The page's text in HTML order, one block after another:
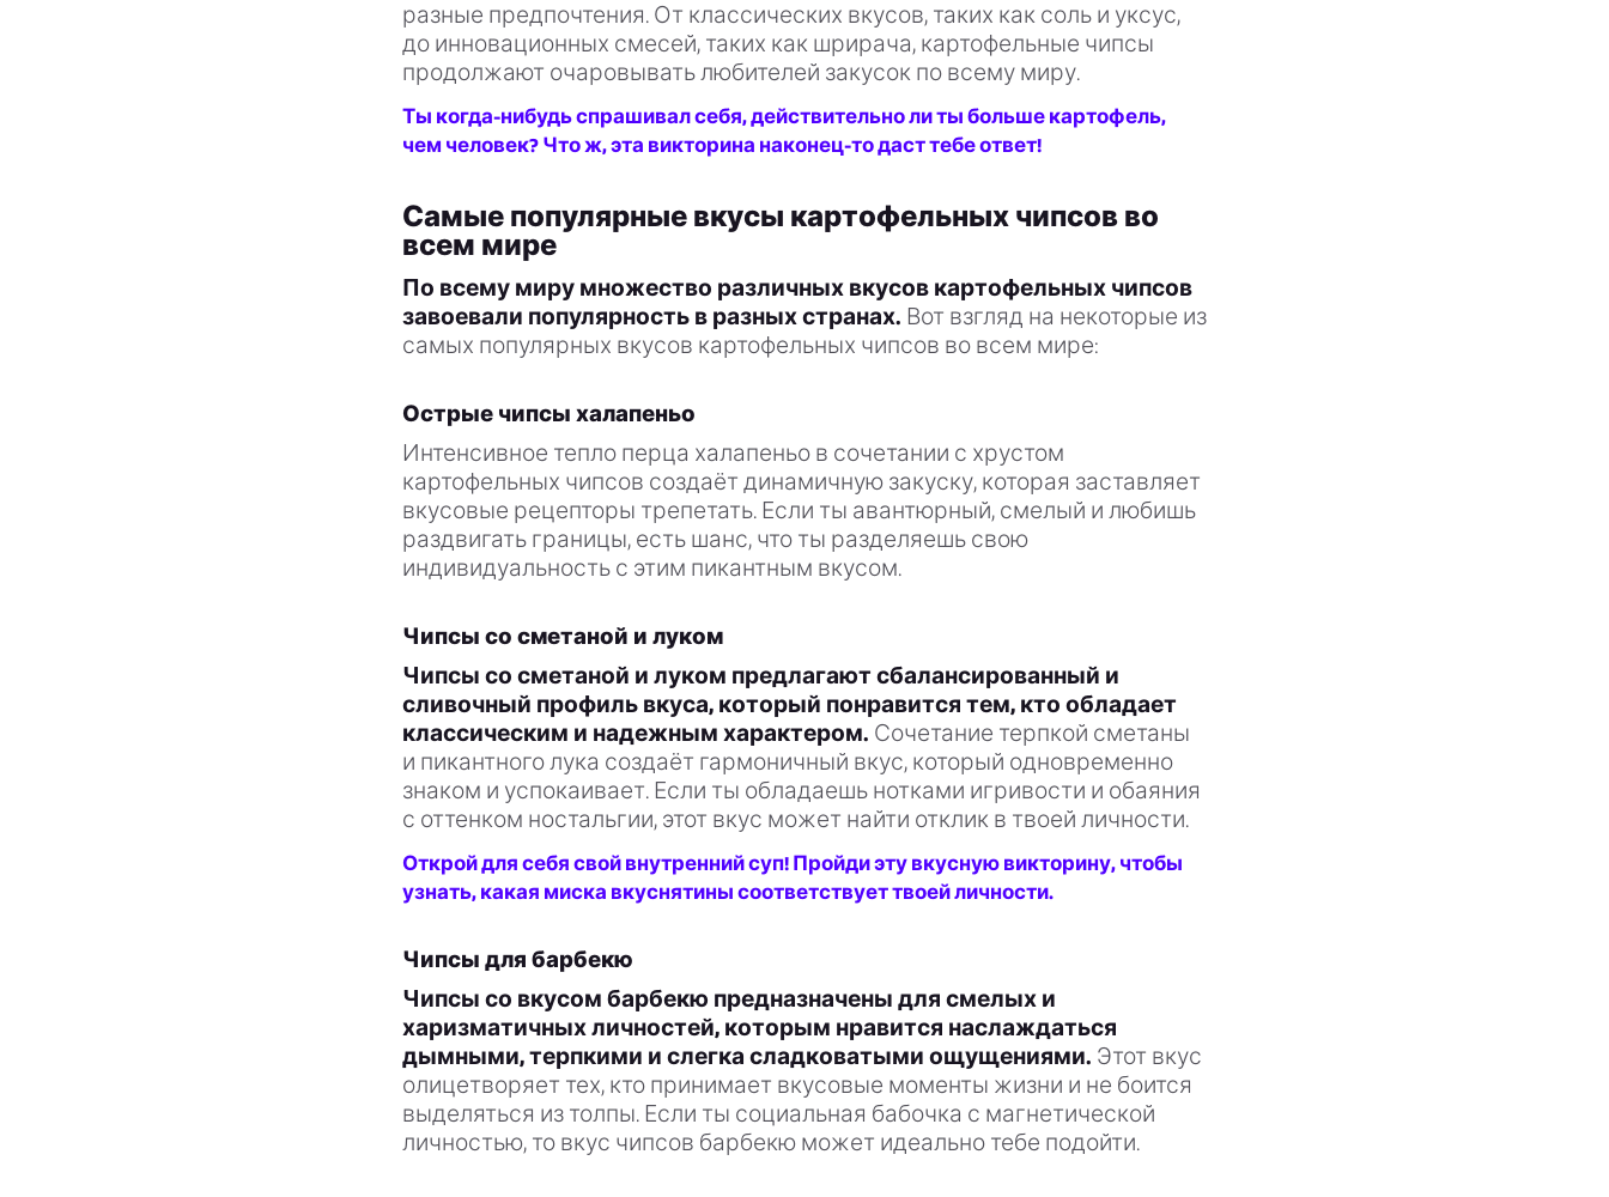
разные предпочтения. От классических вкусов, таких как соль и уксус,
до инновационных смесей, таких как шрирача, картофельные чипсы
продолжают очаровывать любителей закусок по всему миру.
Ты когда-нибудь спрашивал себя, действительно ли ты больше картофель,
чем человек? Что ж, эта викторина наконец-то даст тебе ответ!
Самые популярные вкусы картофельных чипсов во
всем мире
По всему миру множество различных вкусов картофельных чипсов
завоевали популярность в разных странах. Вот взгляд на некоторые из
самых популярных вкусов картофельных чипсов во всем мире:
Острые чипсы халапеньо
Интенсивное тепло перца халапеньо в сочетании с хрустом
картофельных чипсов создаёт динамичную закуску, которая заставляет
вкусовые рецепторы трепетать. Если ты авантюрный, смелый и любишь
раздвигать границы, есть шанс, что ты разделяешь свою
индивидуальность с этим пикантным вкусом.
Чипсы со сметаной и луком
Чипсы со сметаной и луком предлагают сбалансированный и
сливочный профиль вкуса, который понравится тем, кто обладает
классическим и надежным характером. Сочетание терпкой сметаны
и пикантного лука создаёт гармоничный вкус, который одновременно
знаком и успокаивает. Если ты обладаешь нотками игривости и обаяния
с оттенком ностальгии, этот вкус может найти отклик в твоей личности.
Открой для себя свой внутренний суп! Пройди эту вкусную викторину, чтобы
узнать, какая миска вкуснятины соответствует твоей личности.
Чипсы для барбекю
Чипсы со вкусом барбекю предназначены для смелых и
харизматичных личностей, которым нравится наслаждаться
дымными, терпкими и слегка сладковатыми ощущениями. Этот вкус
олицетворяет тех, кто принимает вкусовые моменты жизни и не боится
выделяться из толпы. Если ты социальная бабочка с магнетической
личностью, то вкус чипсов барбекю может идеально тебе подойти.